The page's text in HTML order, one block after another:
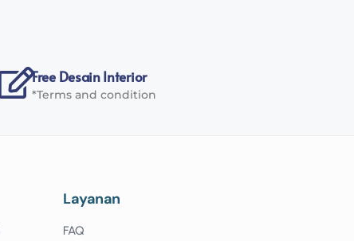
Free Desain Interior
*Terms and condition
Layanan
FAQ